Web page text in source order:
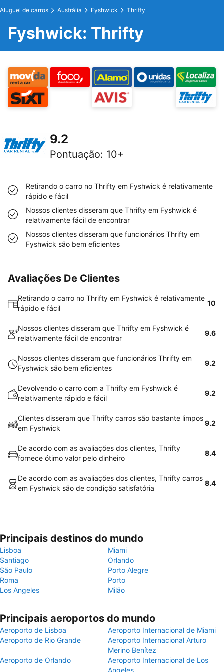
Aluguel de carros Austrália Fyshwick Thrifty
Fyshwick: Thrifty
9.2
Pontuação: 10+
Retirando o carro no Thrifty em Fyshwick é relativamente
rápido e fácil
Nossos clientes disseram que Thrifty em Fyshwick é
relativamente fácil de encontrar
Nossos clientes disseram que funcionários Thrifty em
Fyshwick são bem eficientes
Avaliações De Clientes
Retirando o carro no Thrifty em Fyshwick é relativamente
rápido e fácil
10
Nossos clientes disseram que Thrifty em Fyshwick é
relativamente fácil de encontrar
9.6
Nossos clientes disseram que funcionários Thrifty em
Fyshwick são bem eficientes
9.2
Devolvendo o carro com a Thrifty em Fyshwick é
relativamente rápido e fácil
9.2
Clientes disseram que Thrifty carros são bastante limpos
em Fyshwick
9.2
De acordo com as avaliações dos clientes, Thrifty
fornece ótimo valor pelo dinheiro
8.4
De acordo com as avaliações dos clientes, Thrifty carros
em Fyshwick são de condição satisfatória
8.4
Principais destinos do mundo
Lisboa
Miami
Santiago
Orlando
São Paulo
Porto Alegre
Roma
Porto
Los Angeles
Milão
Principais aeroportos do mundo
Aeroporto de Lisboa
Aeroporto Internacional de Miami
Aeroporto de Rio Grande
Aeroporto Internacional Arturo
Merino Benítez
Aeroporto de Orlando
Aeroporto Internacional de Los
Angeles